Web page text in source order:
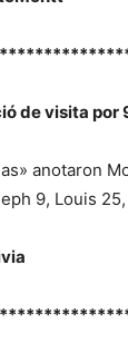
de visita por
anotaron
9, Louis